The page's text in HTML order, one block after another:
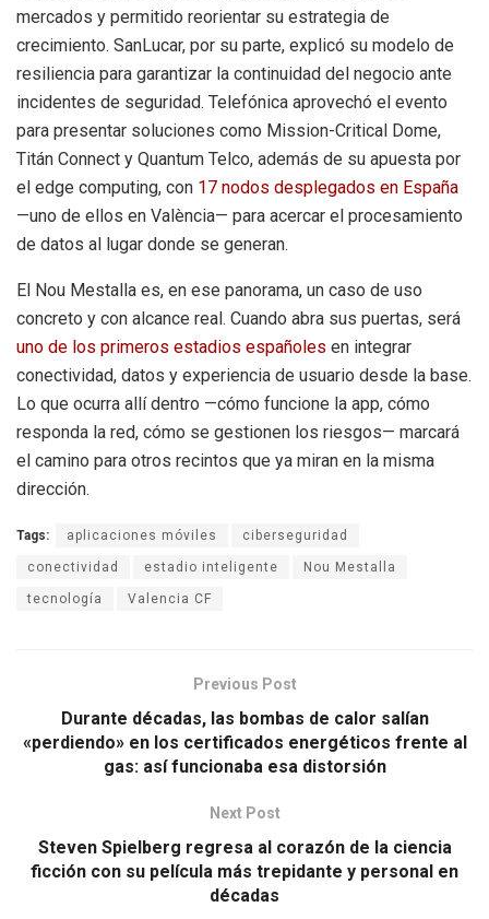
mercados y permitido reorientar su estrategia de
crecimiento. SanLucar, por su parte, explicó su modelo de
resiliencia para garantizar la continuidad del negocio ante
incidentes de seguridad. Telefónica aprovechó el evento
para presentar soluciones como Mission-Critical Dome,
Titán Connect y Quantum Telco, además de su apuesta por
el edge computing, con 17 nodos desplegados en España
—uno de ellos en València— para acercar el procesamiento
de datos al lugar donde se generan.
El Nou Mestalla es, en ese panorama, un caso de uso
concreto y con alcance real. Cuando abra sus puertas, será
uno de los primeros estadios españoles en integrar
conectividad, datos y experiencia de usuario desde la base.
Lo que ocurra allí dentro —cómo funcione la app, cómo
responda la red, cómo se gestionen los riesgos— marcará
el camino para otros recintos que ya miran en la misma
dirección.
Tags: aplicaciones móviles ciberseguridad
conectividad estadio inteligente Nou Mestalla
tecnología Valencia CF
Previous Post
Durante décadas, las bombas de calor salían
«perdiendo» en los certificados energéticos frente al
gas: así funcionaba esa distorsión
Next Post
Steven Spielberg regresa al corazón de la ciencia
ficción con su película más trepidante y personal en
décadas